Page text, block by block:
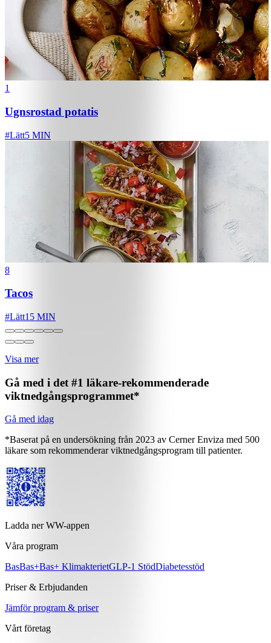
1
Ugnsrostad potatis
#Lätt5 MIN
8
Tacos
#Lätt15 MIN
Visa mer
Gå med i det #1 läkare-rekommenderade
viktnedgångsprogrammet*
Gå med idag
*Baserat på en undersökning från 2023 av Cerner Enviza med 500
läkare som rekommenderar viktnedgångsprogram till patienter.
Ladda ner WW-appen
Våra program
BasBas+Bas+ KlimakterietGLP-1 StödDiabetesstöd
Priser & Erbjudanden
Jämför program & priser
Vårt företag